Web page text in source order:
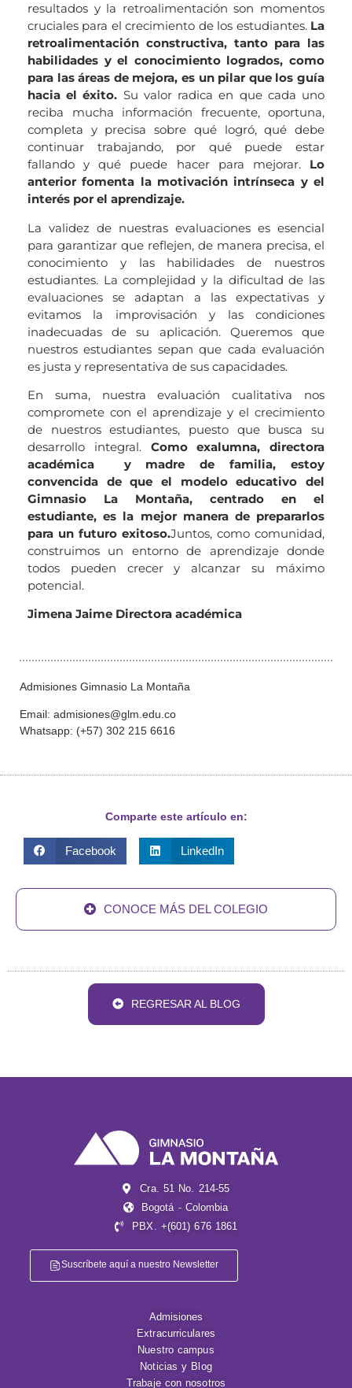
resultados y la retroalimentación son momentos
cruciales para el crecimiento de los estudiantes. La
retroalimentación constructiva, tanto para las
habilidades y el conocimiento logrados, como
para las áreas de mejora, es un pilar que los guía
hacia el éxito. Su valor radica en que cada uno
reciba mucha información frecuente, oportuna,
completa y precisa sobre qué logró, qué debe
continuar trabajando, por qué puede estar
fallando y qué puede hacer para mejorar. Lo
anterior fomenta la motivación intrínseca y el
interés por el aprendizaje.
La validez de nuestras evaluaciones es esencial
para garantizar que reflejen, de manera precisa, el
conocimiento y las habilidades de nuestros
estudiantes. La complejidad y la dificultad de las
evaluaciones se adaptan a las expectativas y
evitamos la improvisación y las condiciones
inadecuadas de su aplicación. Queremos que
nuestros estudiantes sepan que cada evaluación
es justa y representativa de sus capacidades.
En suma, nuestra evaluación cualitativa nos
compromete con el aprendizaje y el crecimiento
de nuestros estudiantes, puesto que busca su
desarrollo integral. Como exalumna, directora
académica y madre de familia, estoy
convencida de que el modelo educativo del
Gimnasio La Montaña, centrado en el
estudiante, es la mejor manera de prepararlos
para un futuro exitoso.Juntos, como comunidad,
construimos un entorno de aprendizaje donde
todos pueden crecer y alcanzar su máximo
potencial.
Jimena Jaime Directora académica
Admisiones Gimnasio La Montaña
Email: admisiones@glm.edu.co
Whatsapp: (+57) 302 215 6616
Comparte este artículo en:
Facebook LinkedIn
CONOCE MÁS DEL COLEGIO
REGRESAR AL BLOG
Cra. 51 No. 214-55
Bogotá - Colombia
PBX. +(601) 676 1861
Suscríbete aquí a nuestro Newsletter
Admisiones
Extracurriculares
Nuestro campus
Noticias y Blog
Trabaje con nosotros